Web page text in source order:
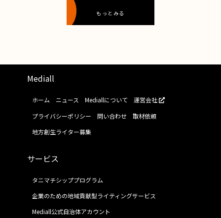
もっとみる
Mediall
ホーム ニュース Mediallについて
運営会社
プライバシーポリシー
問い合わせ
取材依頼
地方創生ライター募集
サービス
タニマチシッププログラム
企業のための地域貢献型ライティングサービス
Mediall公式自治体アカウント